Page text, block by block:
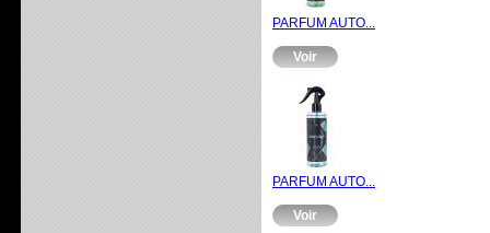
PARFUM AUTO...
Voir
PARFUM AUTO...
Voir